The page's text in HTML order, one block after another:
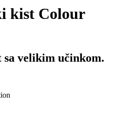
kist Colour
velikim učinkom.